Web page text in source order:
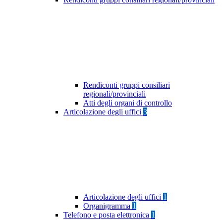
Rendiconti gruppi consiliari
regionali/provinciali
Atti degli organi di controllo
Articolazione degli uffici 3
Articolazione degli uffici 1
Organigramma 1
Telefono e posta elettronica 1